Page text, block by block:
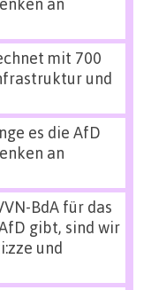
mit 700
und
es die AfD
an
BdA für das
gibt, sind wir
und